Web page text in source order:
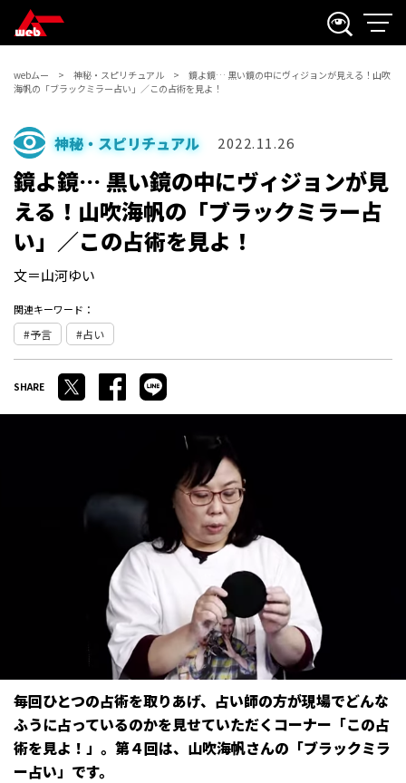
webムー 神秘・スピリチュアル
鏡よ鏡… 黒い鏡の中にヴィジョンが見える！山吹
海帆の「ブラックミラー占い」／この占術を見よ！
神秘・スピリチュアル 2022.11.26
鏡よ鏡… 黒い鏡の中にヴィジョンが見
える！山吹海帆の「ブラックミラー占
い」／この占術を見よ！
文＝山河ゆい
関連キーワード：
予言 占い
毎回ひとつの占術を取りあげ、占い師の方が現場でどんな
ふうに占っているのかを見せていただくコーナー「この占
術を見よ！」。第４回は、山吹海帆さんの「ブラックミラ
ー占い」です。